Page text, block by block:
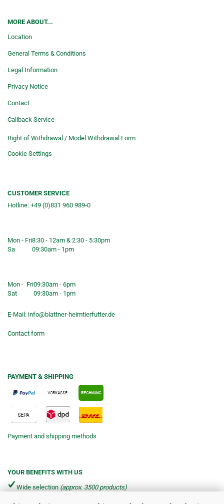
MORE ABOUT...
Location
General Terms & Conditions
Legal Information
Privacy Notice
Contact
Callback Service
Right of Withdrawal / Model Withdrawal Form
Cookie Settings
CUSTOMER SERVICE
Hotline: +49 (0)831 960 989-0
Mon - Fri8:30 - 12am & 2:30 - 5:30pm
Sa
09:30am - 1pm
Mon - Fri09:30am - 6pm
Sat
09:30am - 1pm
E-Mail: info@blattner-heimtierfutter.de
Contact form
PAYMENT & SHIPPING
Payment and shipping methods
YOUR BENEFITS WITH US
Wide selection (approx. 3500 products)